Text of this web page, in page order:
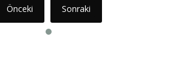
Önceki Sonraki